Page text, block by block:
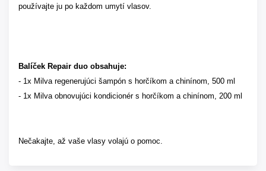
používajte ju po každom umytí vlasov.
Balíček Repair duo obsahuje:
- 1x Milva regenerujúci šampón s horčíkom a chinínom, 500 ml
- 1x Milva obnovujúci kondicionér s horčíkom a chinínom, 200 ml
Nečakajte, až vaše vlasy volajú o pomoc.